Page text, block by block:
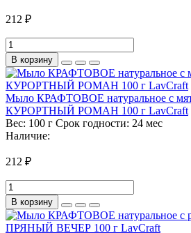
212 ₽
В корзину
Мыло КРАФТОВОЕ натуральное с
КУРОРТНЫЙ РОМАН 100 г LavCraft
Вес: 100 г Срок годности: 24 мес
Наличие:
212 ₽
В корзину